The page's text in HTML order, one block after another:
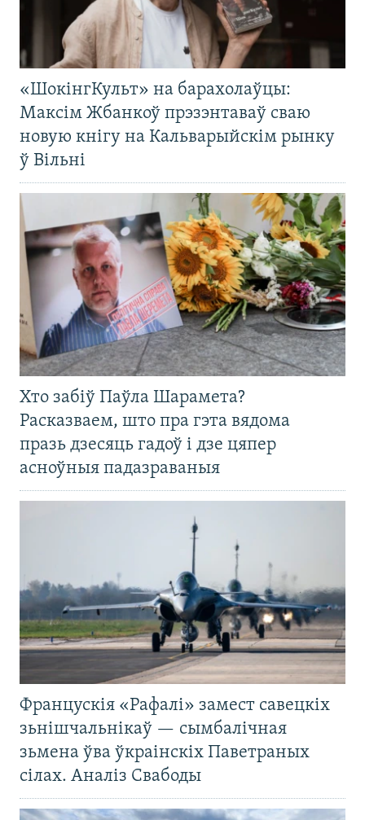
«ШокінгКульт» на барахолаўцы:
Максім Жбанкоў прэзэнтаваў сваю
новую кнігу на Кальварыйскім рынку
ў Вільні
Хто забіў Паўла Шарамета?
Расказваем, што пра гэта вядома
празь дзесяць гадоў і дзе цяпер
асноўныя падазраваныя
Францускія «Рафалі» замест савецкіх
зьнішчальнікаў — сымбалічная
зьмена ўва ўкраінскіх Паветраных
сілах. Аналіз Свабоды